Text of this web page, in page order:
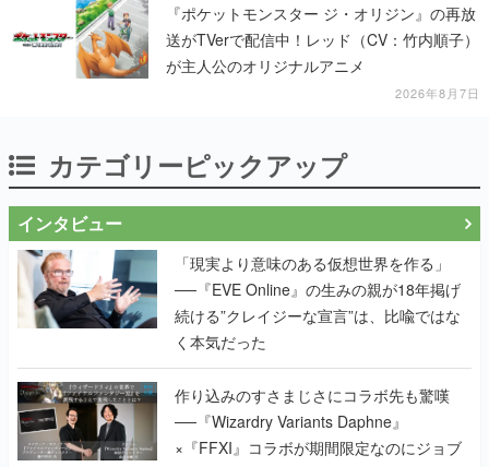
『ポケットモンスター ジ・オリジン』の再放
送がTVerで配信中！レッド（CV：竹内順子）
が主人公のオリジナルアニメ
2026年8月7日
カテゴリーピックアップ
インタビュー
「現実より意味のある仮想世界を作る」
──『EVE Online』の生みの親が18年掲げ
続ける”クレイジーな宣言”は、比喩ではな
く本気だった
作り込みのすさまじさにコラボ先も驚嘆
──『Wizardry Variants Daphne』
×『FFXI』コラボが期間限定なのにジョブ